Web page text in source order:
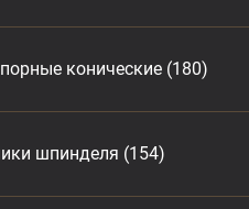
конические (180)
шпинделя (154)